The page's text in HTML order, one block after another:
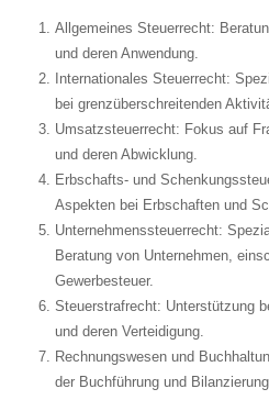
Allgemeines Steuerrecht:
und deren Anwendung.
Internationales Steuerrecht:
bei grenzüberschreitenden
Umsatzsteuerrecht: Fokus auf
und deren Abwicklung.
Erbschafts- und
Aspekten bei Erbschaften und
Unternehmenssteuerrecht:
Beratung von Unternehmen,
Gewerbesteuer.
Steuerstrafrecht: Unterstützung
und deren Verteidigung.
Rechnungswesen und
der Buchführung und Bilanzierung.